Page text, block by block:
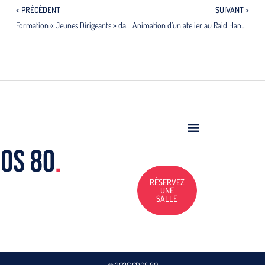
< PRÉCÉDENT
Formation « Jeunes Dirigeants » dans les Hauts-de-France
SUIVANT >
Animation d’un atelier au Raid Handisport
RÉSERVEZ
UNE
SALLE